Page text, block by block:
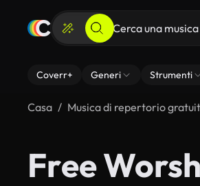
Coverr+ Generi Strumenti
Casa Musica di repertorio
Free